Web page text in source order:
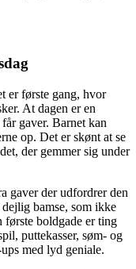
er første gang, hvor
At dagen er en
gaver. Barnet kan
op. Det er skønt at se
der gemmer sig under
gaver der udfordrer den
bamse, som ikke
første boldgade er ting
puttekasser, søm- og
med lyd geniale.